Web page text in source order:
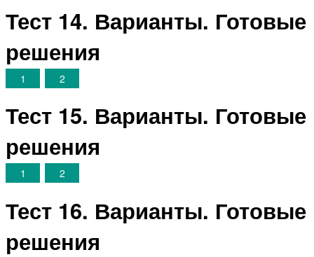
Тест 14. Варианты. Готовые
решения
1 2
Тест 15. Варианты. Готовые
решения
1 2
Тест 16. Варианты. Готовые
решения